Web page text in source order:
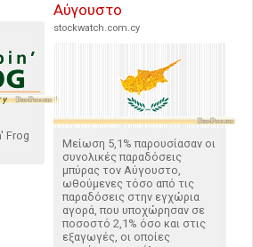
Frog
Αύγουστο
stockwatch.com.cy
Μείωση 5,1% παρουσίασαν οι
συνολικές παραδόσεις
μπύρας τον Αύγουστο,
ωθούμενες τόσο από τις
παραδόσεις στην εγχώρια
αγορά, που υποχώρησαν σε
ποσοστό 2,1% όσο και στις
εξαγωγές, οι οποίες